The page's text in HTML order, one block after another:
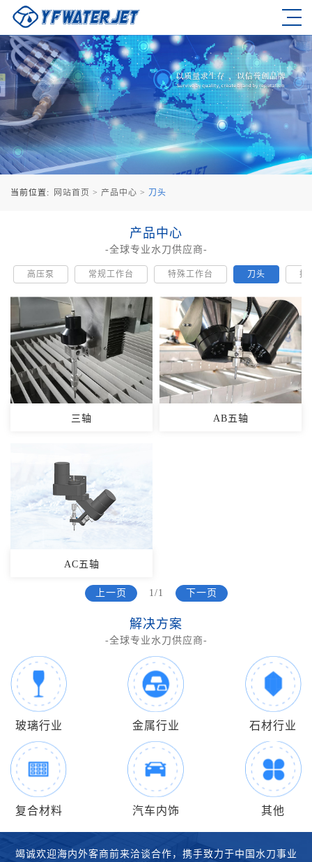
当前位置: 网站首页 > 产品中心 > 刀头
产品中心
-全球专业水刀供应商-
高压泵 常规工作台 特殊工作台 刀头 控
三轴 AB五轴
AC五轴
上一页 1/1 下一页
解决方案
-全球专业水刀供应商-
玻璃行业 金属行业 石材行业
复合材料 汽车内饰 其他
竭诚欢迎海内外客商前来洽谈合作，携手致力于中国水刀事业